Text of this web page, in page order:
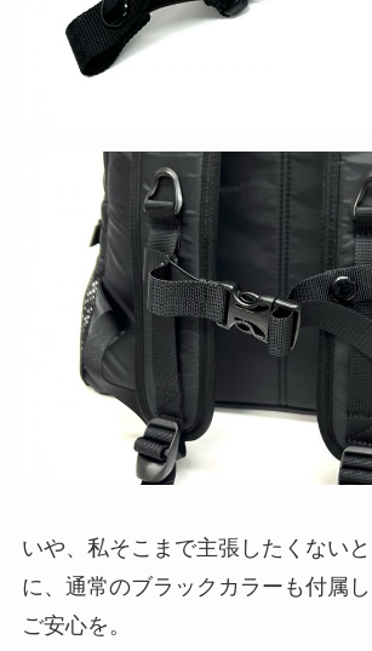
いや、私そこまで主張したくない
に、通常のブラックカラーも付属
ご安心を。